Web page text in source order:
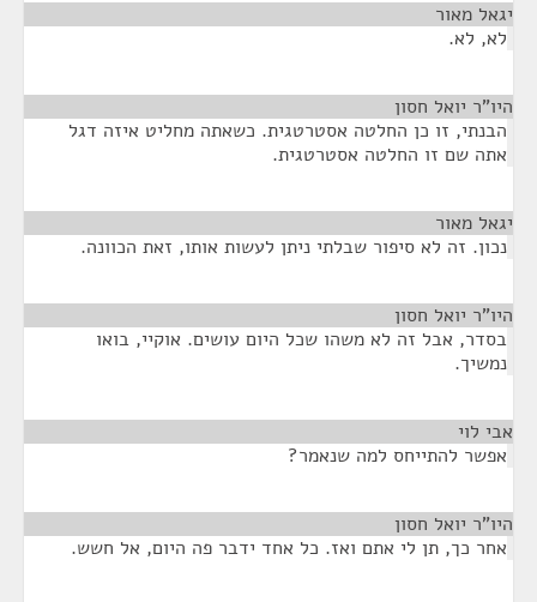
יגאל מאור
לא, לא.
היו"ר יואל חסון
הבנתי, זו כן החלטה אסטרטגית. כשאתה מחליט איזה דגל
אתה שם זו החלטה אסטרטגית.
יגאל מאור
נכון. זה לא סיפור שבלתי ניתן לעשות אותו, זאת הכוונה.
היו"ר יואל חסון
בסדר, אבל זה לא משהו שכל היום עושים. אוקיי, בואו
נמשיך.
אבי לוי
אפשר להתייחס למה שנאמר?
היו"ר יואל חסון
אחר כך, תן לי אתם ואז. כל אחד ידבר פה היום, אל חשש.